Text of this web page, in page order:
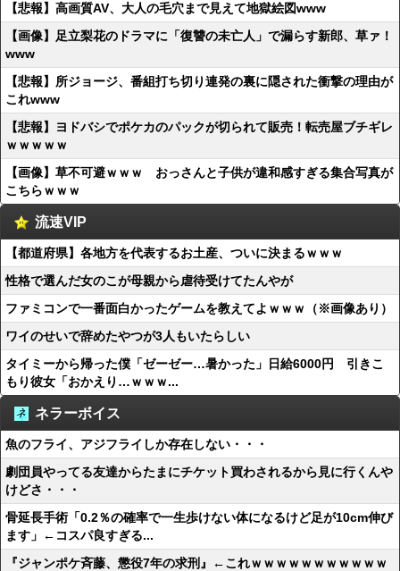
【悲報】高画質AV、大人の毛穴まで見えて地獄絵図www
【画像】足立梨花のドラマに「復讐の未亡人」で漏らす新郎、草ァ！
www
【悲報】所ジョージ、番組打ち切り連発の裏に隠された衝撃の理由が
これwww
【悲報】ヨドバシでポケカのパックが切られて販売！転売屋ブチギレ
ｗｗｗｗｗ
【画像】草不可避ｗｗｗ おっさんと子供が違和感すぎる集合写真が
こちらｗｗｗ
流速VIP
【都道府県】各地方を代表するお土産、ついに決まるｗｗｗ
性格で選んだ女のこが母親から虐待受けてたんやが
ファミコンで一番面白かったゲームを教えてよｗｗｗ（※画像あり）
ワイのせいで辞めたやつが3人もいたらしい
タイミーから帰った僕「ゼーゼー…暑かった」日給6000円 引きこ
もり彼女「おかえり…ｗｗｗ...
ネラーボイス
魚のフライ、アジフライしか存在しない・・・
劇団員やってる友達からたまにチケット買わされるから見に行くんや
けどさ・・・
骨延長手術「0.2％の確率で一生歩けない体になるけど足が10cm伸び
ます」←コスパ良すぎる...
『ジャンポケ斉藤、懲役7年の求刑』←これｗｗｗｗｗｗｗｗｗｗｗ